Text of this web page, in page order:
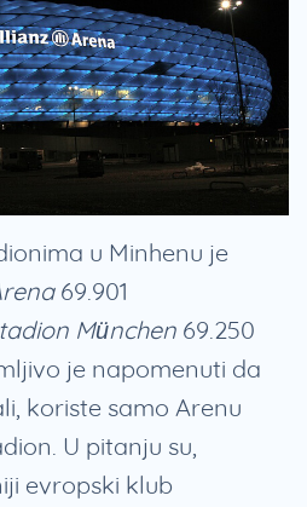
u Minhenu je
69.901
München 69.250
je napomenuti da
koriste samo Arenu
U pitanju su,
evropski klub